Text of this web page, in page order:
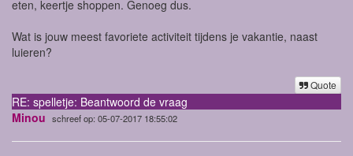
eten, keertje shoppen. Genoeg dus.
Wat is jouw meest favoriete activiteit tijdens je vakantie, naast
luieren?
Quote
RE: spelletje: Beantwoord de vraag
Minou schreef op: 05-07-2017 18:55:02